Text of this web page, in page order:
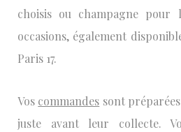
choisis ou champagne pour
occasions, également
Paris 17.
Vos commandes sont
juste avant leur collecte.